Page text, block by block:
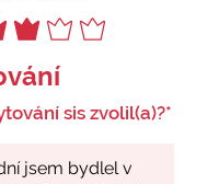
sis zvolil(a)?*